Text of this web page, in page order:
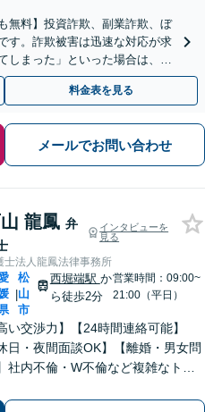
無料】投資詐欺、副業詐欺、ぼ
す。詐欺被害は迅速な対応が求
しまった」といった場合は、お
ル・WEB相談可】
料金表を見る
メールでお問い合わせ
龍鳳 弁
インタビューを
見る
士法人龍鳳法律事務所
|
松
山
市
西堀端駅 か
ら徒歩2分
営業時間：09:00~
21:00（平日）
い交渉力】【24時間連絡可能】
日・夜間面談OK】【離婚・男女問
社内不倫・W不倫など複雑なトラ
退職代行もお受けします。【刑事